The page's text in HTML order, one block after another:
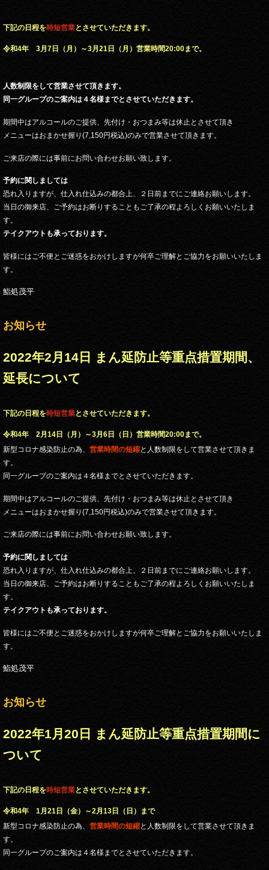
下記の日程を時短営業とさせていただきます。
令和4年 3月7日（月）～3月21日（月）営業時間20:00まで。
人数制限をして営業させて頂きます。
同一グループのご案内は４名様までとさせていただきます。
期間中はアルコールのご提供、先付け・おつまみ等は休止とさせて頂き
メニューはおまかせ握り(7,150円税込)のみで営業させて頂きます。
ご来店の際には事前にお問い合わせお願い致します。
予約に関しましては
恐れ入りますが、仕入れ仕込みの都合上、２日前までにご連絡お願いします。
当日の御来店、ご予約はお断りすることもご了承の程よろしくお願いいたしま
す。
テイクアウトも承っております。
皆様にはご不便とご迷惑をおかけしますが何卒ご理解とご協力をお願いいたしま
す。
鮨処茂平
お知らせ
2022年2月14日 まん延防止等重点措置期間、
延長について
下記の日程を時短営業とさせていただきます。
令和4年 2月14日（月）～3月6日（日）営業時間20:00まで。
新型コロナ感染防止の為、 営業時間の短縮と人数制限をして営業させて頂きま
す。
同一グループのご案内は４名様までとさせていただきます。
期間中はアルコールのご提供、先付け・おつまみ等は休止とさせて頂き
メニューはおまかせ握り(7,150円税込)のみで営業させて頂きます。
ご来店の際には事前にお問い合わせお願い致します。
予約に関しましては
恐れ入りますが、仕入れ仕込みの都合上、２日前までにご連絡お願いします。
当日の御来店、ご予約はお断りすることもご了承の程よろしくお願いいたしま
す。
テイクアウトも承っております。
皆様にはご不便とご迷惑をおかけしますが何卒ご理解とご協力をお願いいたしま
す。
鮨処茂平
お知らせ
2022年1月20日 まん延防止等重点措置期間に
ついて
下記の日程を時短営業とさせていただきます。
令和4年 1月21日（金）～2月13日（日）まで
新型コロナ感染防止の為、 営業時間の短縮と人数制限をして営業させて頂きま
す。
同一グループのご案内は４名様までとさせていただきます。